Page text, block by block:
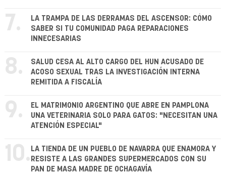
7.
LA TRAMPA DE LAS DERRAMAS DEL ASCENSOR: CÓMO
SABER SI TU COMUNIDAD PAGA REPARACIONES
INNECESARIAS
8.
SALUD CESA AL ALTO CARGO DEL HUN ACUSADO DE
ACOSO SEXUAL TRAS LA INVESTIGACIÓN INTERNA
REMITIDA A FISCALÍA
9.
EL MATRIMONIO ARGENTINO QUE ABRE EN PAMPLONA
UNA VETERINARIA SOLO PARA GATOS: "NECESITAN UNA
ATENCIÓN ESPECIAL"
10. LA TIENDA DE UN PUEBLO DE NAVARRA QUE ENAMORA Y
RESISTE A LAS GRANDES SUPERMERCADOS CON SU
PAN DE MASA MADRE DE OCHAGAVÍA